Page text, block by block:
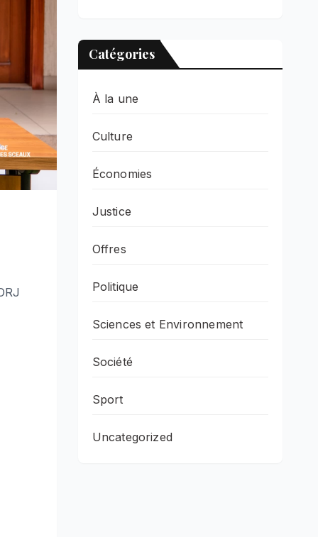
Catégories
À la une
Culture
Économies
Justice
Offres
Politique
Sciences et Environnement
Société
Sport
Uncategorized